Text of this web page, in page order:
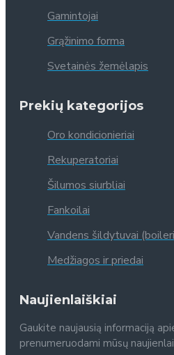
Gamintojai
Grąžinimo forma
Svetainės žemėlapis
Prekių kategorijos
Oro kondicionieriai
Rekuperatoriai
Šilumos siurbliai
Fankoilai
Vandens šildytuvai
Medžiagos ir priedai
Naujienlaiškiai
Gaukite naujausią informaciją
prenumeruodami mūsų